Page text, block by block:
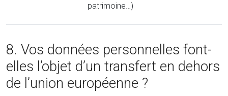
patrimoine…)
8. Vos données personnelles font-
elles l’objet d’un transfert en dehors
de l’union européenne ?